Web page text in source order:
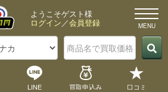
ようこそゲスト様
ログイン／会員登録
LINE 買取申込み 口コミ